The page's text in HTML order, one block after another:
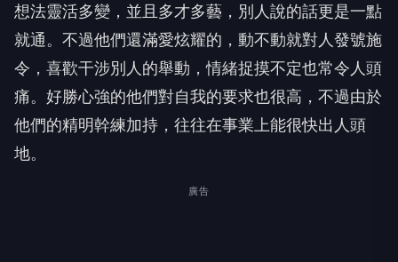
想法靈活多變，並且多才多藝，別人說的話更是一點
就通。不過他們還滿愛炫耀的，動不動就對人發號施
令，喜歡干涉別人的舉動，情緒捉摸不定也常令人頭
痛。好勝心強的他們對自我的要求也很高，不過由於
他們的精明幹練加持，往往在事業上能很快出人頭
地。
廣告